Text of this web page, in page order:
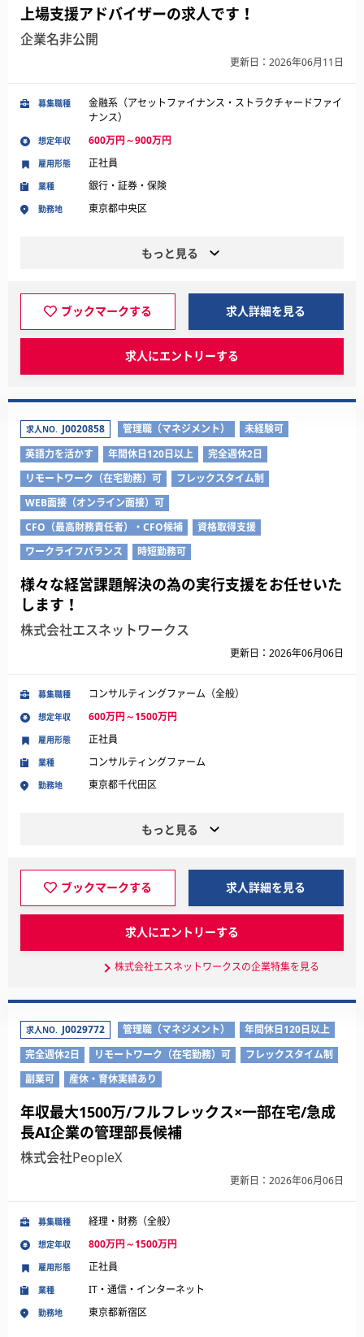
上場支援アドバイザーの求人です！
企業名非公開
更新日：2026年06月11日
募集職種
金融系（アセットファイナンス・ストラクチャードファイ
ナンス）
想定年収 600万円～900万円
業種 銀行・証券・保険
勤務地 東京都中央区
雇用形態 正社員
もっと見る
ブックマークする 求人詳細を見る
求人にエントリーする
求人NO. J0020858 管理職（マネジメント）
未経験可
英語力を活かす
年間休日120日以上
完全週休2日
リモートワーク（在宅勤務）可
フレックスタイム制
WEB面接（オンライン面接）可
CFO（最高財務責任者）・CFO候補
資格取得支援
ワークライフバランス
時短勤務可
様々な経営課題解決の為の実行支援をお任せいた
します！
株式会社エスネットワークス
更新日：2026年06月06日
募集職種 コンサルティングファーム（全般）
想定年収 600万円～1500万円
業種 コンサルティングファーム
勤務地 東京都千代田区
雇用形態 正社員
もっと見る
ブックマークする 求人詳細を見る
求人にエントリーする
株式会社エスネットワークスの企業特集を見る
求人NO. J0029772 管理職（マネジメント）
年間休日120日以上
完全週休2日
リモートワーク（在宅勤務）可
フレックスタイム制
副業可
産休・育休実績あり
年収最大1500万/フルフレックス×一部在宅/急成
長AI企業の管理部長候補
株式会社PeopleX
更新日：2026年06月06日
募集職種 経理・財務（全般）
想定年収 800万円～1500万円
業種 IT・通信・インターネット
勤務地 東京都新宿区
雇用形態 正社員